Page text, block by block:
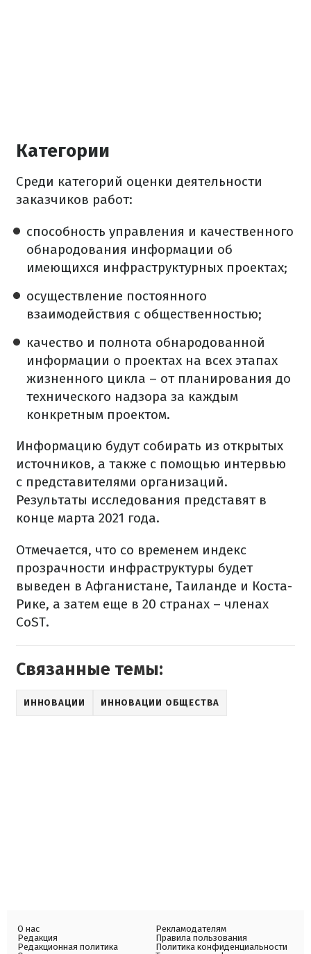
Категории
Среди категорий оценки деятельности
заказчиков работ:
способность управления и качественного
обнародования информации об
имеющихся инфраструктурных проектах;
осуществление постоянного
взаимодействия с общественностью;
качество и полнота обнародованной
информации о проектах на всех этапах
жизненного цикла – от планирования до
технического надзора за каждым
конкретным проектом.
Информацию будут собирать из открытых
источников, а также с помощью интервью
с представителями организаций.
Результаты исследования представят в
конце марта 2021 года.
Отмечается, что со временем индекс
прозрачности инфраструктуры будет
выведен в Афганистане, Таиланде и Коста-
Рике, а затем еще в 20 странах – членах
CoST.
Связанные темы:
ИННОВАЦИИ ИННОВАЦИИ ОБЩЕСТВА
О нас
Редакция
Редакционная политика
Рекламодателям
Правила пользования
Политика конфиденциальности